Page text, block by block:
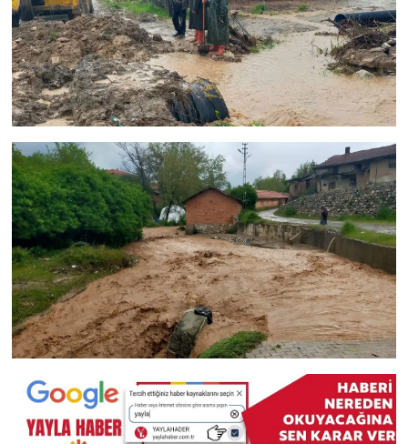
Yayla Haber
Yemek Tarifleri
Yerel Haberler